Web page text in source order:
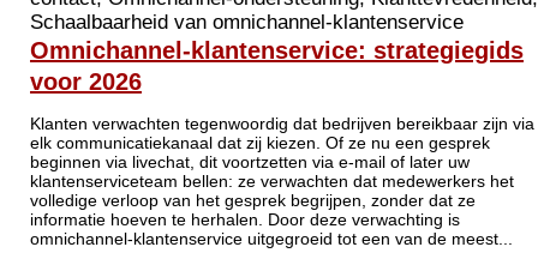
Omnichannel-klantenservice: strategiegids
voor 2026
Klanten verwachten tegenwoordig dat bedrijven bereikbaar zijn via
elk communicatiekanaal dat zij kiezen. Of ze nu een gesprek
beginnen via livechat, dit voortzetten via e-mail of later uw
klantenserviceteam bellen: ze verwachten dat medewerkers het
volledige verloop van het gesprek begrijpen, zonder dat ze
informatie hoeven te herhalen. Door deze verwachting is
omnichannel-klantenservice uitgegroeid tot een van de meest...